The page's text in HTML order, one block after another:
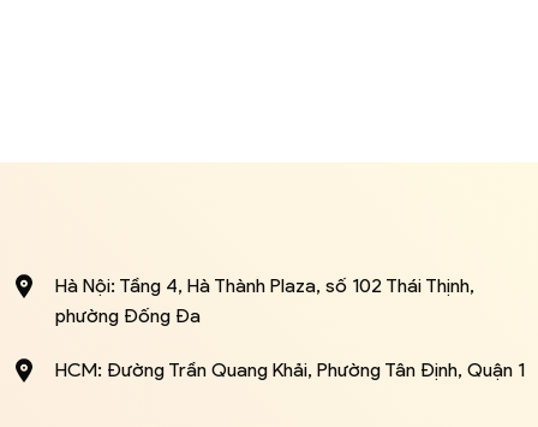
Hà Nội: Tầng 4, Hà Thành Plaza, số 102 Thái Thịnh,
phường Đống Đa
HCM: Đường Trần Quang Khải, Phường Tân Định, Quận 1